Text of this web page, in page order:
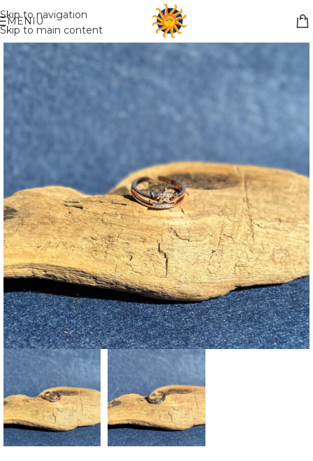
Skip to navigation
Skip to main content
Nemokamas pristatymas į paštomatą apsiperkant už 30€!!
MENIU